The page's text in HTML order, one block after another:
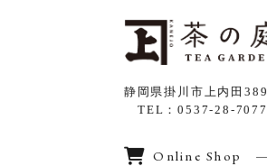
静岡県掛川市上内田
TEL：0537-28-7077
Online Shop